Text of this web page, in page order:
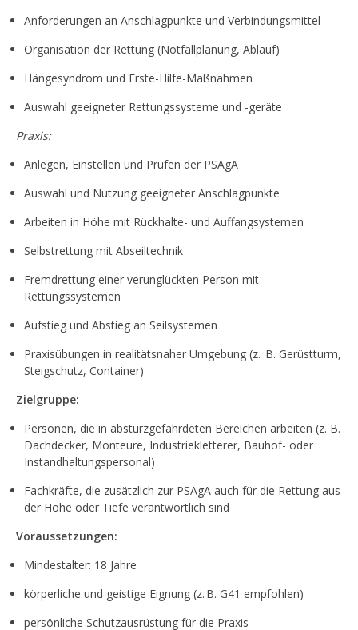
Anforderungen an Anschlagpunkte und Verbindungsmittel
Organisation der Rettung (Notfallplanung, Ablauf)
Hängesyndrom und Erste-Hilfe-Maßnahmen
Auswahl geeigneter Rettungssysteme und -geräte
Praxis:
Anlegen, Einstellen und Prüfen der PSAgA
Auswahl und Nutzung geeigneter Anschlagpunkte
Arbeiten in Höhe mit Rückhalte- und Auffangsystemen
Selbstrettung mit Abseiltechnik
Fremdrettung einer verunglückten Person mit
Rettungssystemen
Aufstieg und Abstieg an Seilsystemen
Praxisübungen in realitätsnaher Umgebung (z. B. Gerüstturm,
Steigschutz, Container)
Zielgruppe:
Personen, die in absturzgefährdeten Bereichen arbeiten (z. B.
Dachdecker, Monteure, Industriekletterer, Bauhof- oder
Instandhaltungspersonal)
Fachkräfte, die zusätzlich zur PSAgA auch für die Rettung aus
der Höhe oder Tiefe verantwortlich sind
Voraussetzungen:
Mindestalter: 18 Jahre
körperliche und geistige Eignung (z. B. G41 empfohlen)
persönliche Schutzausrüstung für die Praxis